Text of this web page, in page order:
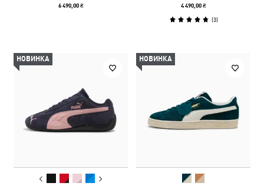
6 490,00 ₴ 4 490,00 ₴
(3)
НОВИНКА НОВИНКА